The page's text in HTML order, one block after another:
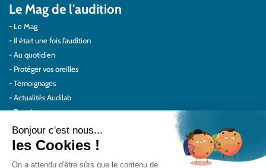
Le Mag de l'audition
Le Mag
Il était une fois l’audition
Au quotidien
Protéger vos oreilles
Témoignages
Actualités Audilab
Pour les pros
Le réseau Audilab